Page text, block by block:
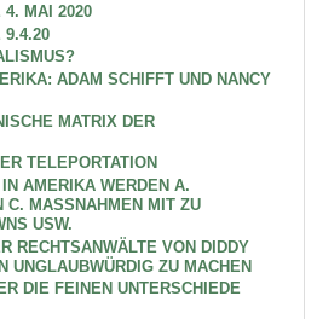
4. MAI 2020
9.4.20
ADAM SCHIFFT UND NANCY
MATRIX DER
TELEPORTATION
AMERIKA WERDEN A.
C. MASSNAHMEN MIT ZU
USW.
RECHTSANWÄLTE VON DIDDY
UNGLAUBWÜRDIG ZU MACHEN
DIE FEINEN UNTERSCHIEDE